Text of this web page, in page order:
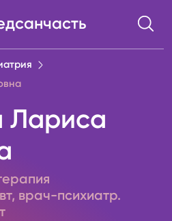
Лариса
врач-психиатр.